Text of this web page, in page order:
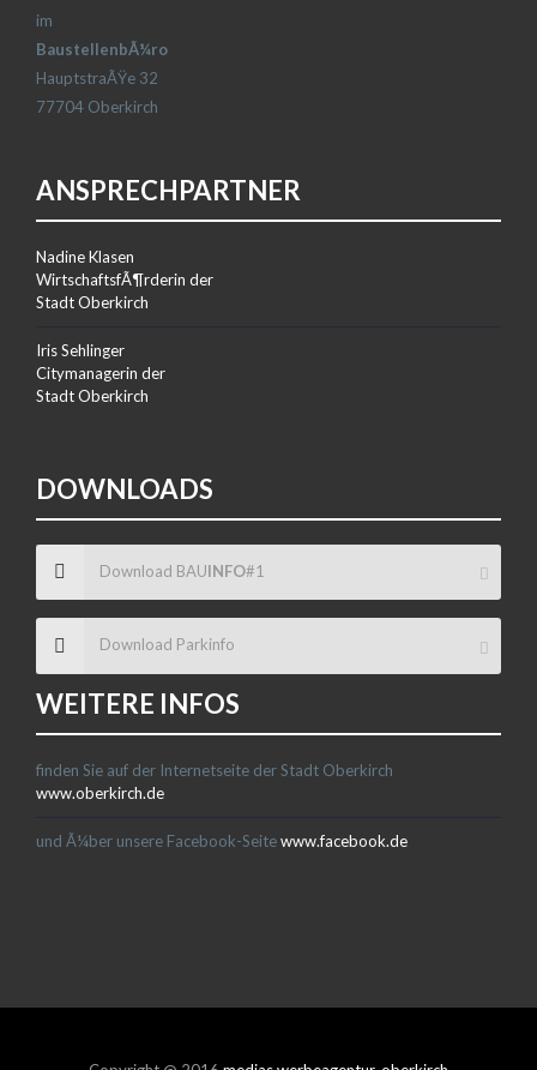
im
BaustellenbÃ¼ro
HauptstraÃŸe 32
77704 Oberkirch
ANSPRECHPARTNER
Nadine Klasen
WirtschaftsfÃ¶rderin der
Stadt Oberkirch
Iris Sehlinger
Citymanagerin der
Stadt Oberkirch
DOWNLOADS
Download BAUINFO#1
Download Parkinfo
WEITERE INFOS
finden Sie auf der Internetseite der Stadt Oberkirch
www.oberkirch.de
und Ã¼ber unsere Facebook-Seitewww.facebook.de